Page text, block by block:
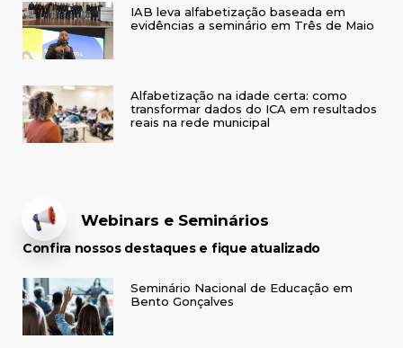
IAB leva alfabetização baseada em
evidências a seminário em Três de Maio
Alfabetização na idade certa: como
transformar dados do ICA em resultados
reais na rede municipal
Webinars e Seminários
Confira nossos destaques e fique atualizado
Seminário Nacional de Educação em
Bento Gonçalves